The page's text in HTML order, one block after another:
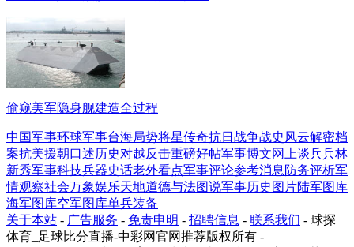
偷窥美军隐身舰建造全过程
中国军事环球军事台海局势将星传奇抗日战争战史风云解密档
案抗美援朝口述历史对越反击重磅好帖军事博文网上谈兵兵林
新秀军事科技兵器史话老外看点军事评论参考消息 防务评析军
情观察社会万象娱乐天地道德与法图说军事历史图片陆军图库
海军图库空军图库单兵装备
关于本站 - 广告服务 - 免责申明 - 招聘信息 - 联系我们 - 球探
体育_足球比分直播-中彩网官网推荐版权所有 -